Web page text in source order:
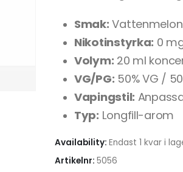
Smak:
Nikotinstyrka: 0
Volym: 20 ml
VG/PG: 50% VG /
Vapingstil:
Typ: Longfill-arom
Availability: Endast 1 kvar i
Artikelnr: 5056